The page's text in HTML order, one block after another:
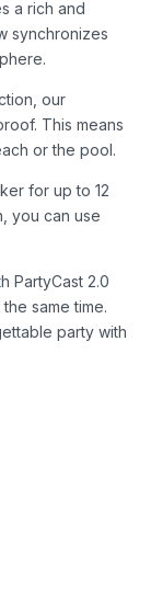
a rich and
synchronizes
our
This means
or the pool.
for up to 12
you can use
PartyCast 2.0
same time.
party with